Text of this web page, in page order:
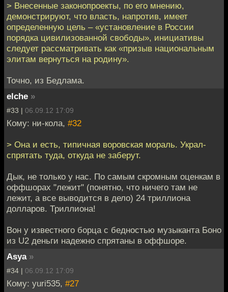
> Внесенные законопроекты, по его мнению,
демонстрируют, что власть, напротив, имеет
определенную цель – «установление в России
порядка цивилизованной свободы», инициативы
следует рассматривать как «призыв национальным
элитам вернуться на родину».
Точно, из Бедлама.
elche »
#33 | 06.09.12 17:09
Кому: ни-кола, #32
> Она и есть, типичная воровская мораль. Украл-
спрятать туда, откуда не заберут.
Дык, не только у нас. По самым скромным оценкам в
оффшорах "лежит" (понятно, что ничего там не
лежит, а все выводится в дело) 24 триллиона
долларов. Триллиона!
Вон у известного борца с бедностью музыканта Боно
из U2 деньги надежно спрятаны в оффшоре.
Asya »
#34 | 06.09.12 17:09
Кому: yuri535, #27